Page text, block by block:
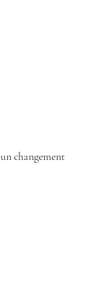
changement